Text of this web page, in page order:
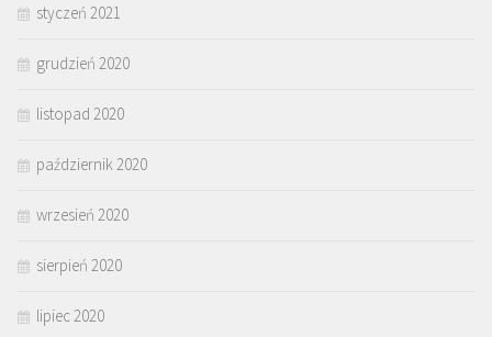
styczeń 2021
grudzień 2020
listopad 2020
październik 2020
wrzesień 2020
sierpień 2020
lipiec 2020